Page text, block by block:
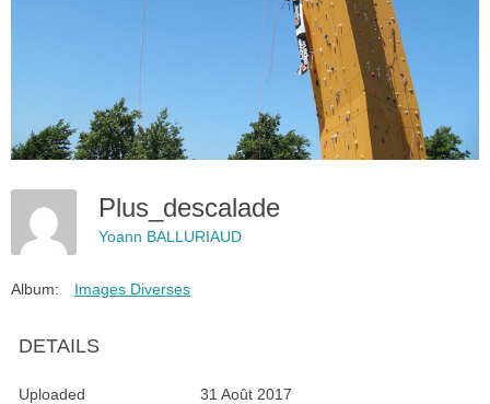
Plus_descalade
Yoann BALLURIAUD
Album: Images Diverses
DETAILS
Uploaded 31 Août 2017